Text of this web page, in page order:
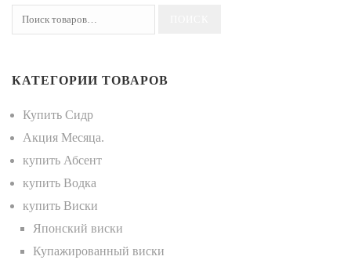
КАТЕГОРИИ ТОВАРОВ
Купить Сидр
Акция Месяца.
купить Абсент
купить Водка
купить Виски
Японский виски
Купажированный виски